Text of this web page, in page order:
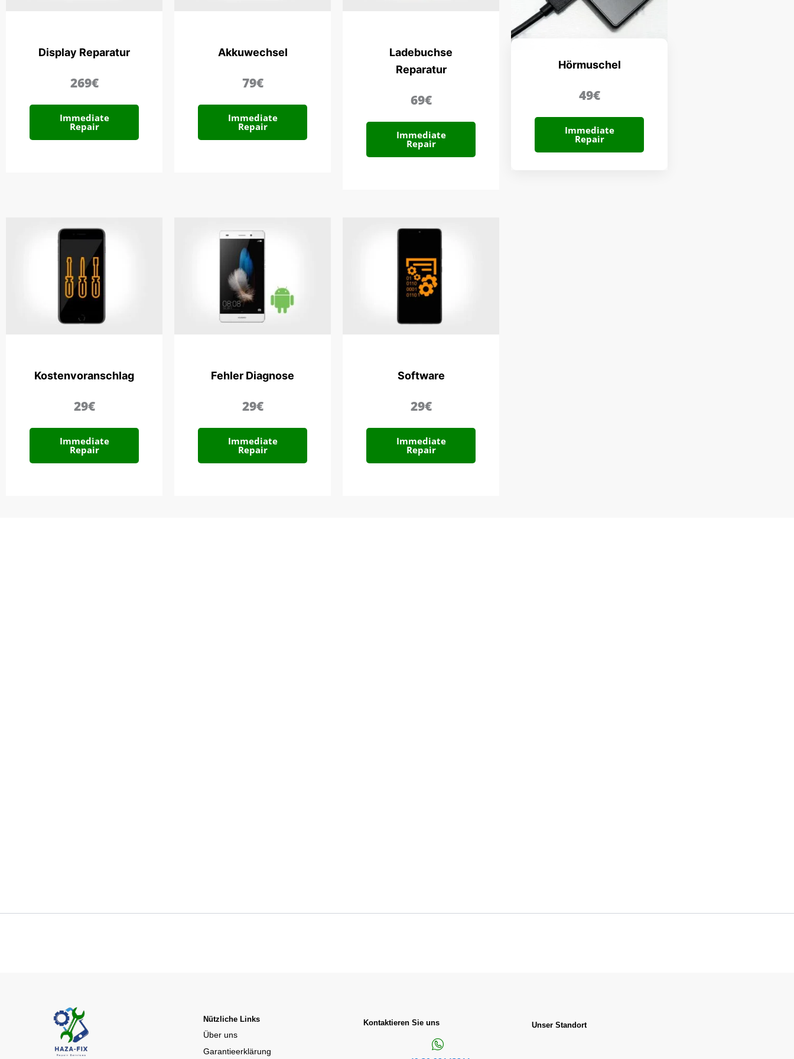
Display Reparatur
269€
Immediate
Repair
Akkuwechsel
79€
Immediate
Repair
Ladebuchse
Reparatur
69€
Immediate
Repair
Hörmuschel
49€
Immediate
Repair
Kostenvoranschlag
29€
Immediate
Repair
Fehler Diagnose
29€
Immediate
Repair
Software
29€
Immediate
Repair
Nützliche Links
Über uns
Garantieerklärung
Kontaktieren Sie uns Unser Standort